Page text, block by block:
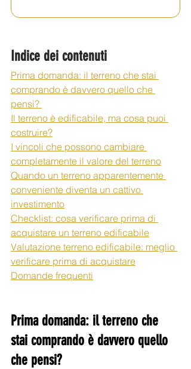
Indice dei contenuti
Prima domanda: il terreno che stai
comprando è davvero quello che
pensi?
Il terreno è edificabile, ma cosa puoi
costruire?
I vincoli che possono cambiare
completamente il valore del terreno
Quando un terreno apparentemente
conveniente diventa un cattivo
investimento
Checklist: cosa verificare prima di
acquistare un terreno edificabile
Valutazione terreno edificabile: meglio
verificare prima di acquistare
Domande frequenti
Prima domanda: il terreno che
stai comprando è davvero quello
che pensi?